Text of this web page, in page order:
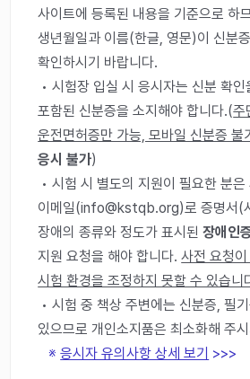
사이트에 등록된 내용을 기준으로 하
생년월일과 이름(한글, 영문)이 신분
확인하시기 바랍니다.
• 시험장 입실 시 응시자는 신분 확인
포함된 신분증을 소지해야 합니다.(주
운전면허증만 가능, 모바일 신분증 불
응시 불가)
• 시험 시 별도의 지원이 필요한 분
이메일(info@kstqb.org)로 증명서(
장애의 종류와 정도가 표시된장애인
지원 요청을 해야 합니다.사전 요청
시험 환경을 조정하지 못할 수 있습니
• 시험 중 책상 주변에는 신분증, 필
있으므로 개인소지품은 최소화해 주
※응시자 유의사항 상세 보기 >>>